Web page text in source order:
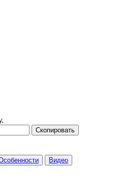
Скопировать
Видео